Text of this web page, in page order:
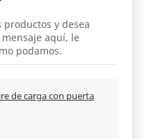
y desea
aquí, le
podamos.
de carga con puerta